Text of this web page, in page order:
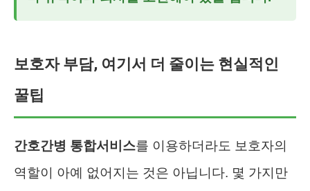
보호자 부담, 여기서 더 줄이는 현실적인
꿀팁
간호간병 통합서비스를 이용하더라도 보호자의
역할이 아예 없어지는 것은 아닙니다. 몇 가지만